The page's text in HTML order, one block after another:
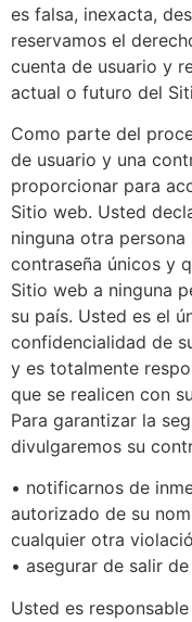
es falsa, inexacta,
reservamos el
cuenta de usuario y
actual o futuro del
Como parte del
de usuario y una
proporcionar para
Sitio web. Usted
ninguna otra
contraseña únicos y
Sitio web a ninguna
su país. Usted es el
confidencialidad de
y es totalmente
que se realicen con
Para garantizar la
divulgaremos su
• notificarnos de
autorizado de su
cualquier otra
• asegurar de salir
Usted es